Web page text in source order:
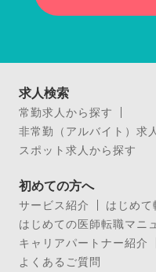
求人検索
常勤求人から探す
非常勤（アルバイト）求
スポット求人から探す
初めての方へ
サービス紹介
はじめ
はじめての医師転職マニ
キャリアパートナー紹介
よくあるご質問